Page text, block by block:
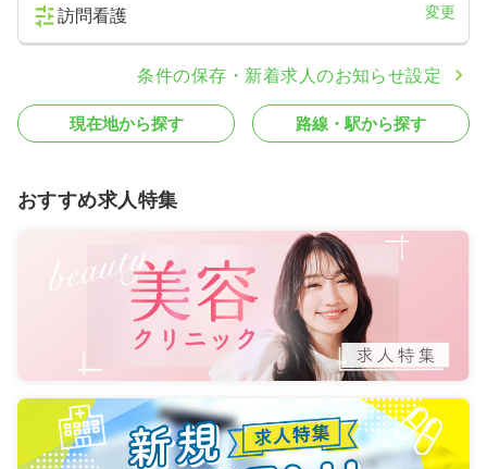
訪問看護 変更
条件の保存・新着求人のお知らせ設定
現在地から探す 路線・駅から探す
おすすめ求人特集